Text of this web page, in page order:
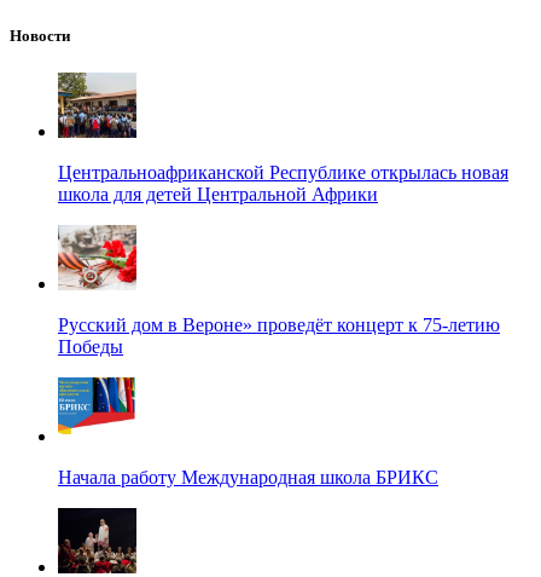
Новости
Центральноафриканской Республике открылась новая
школа для детей Центральной Африки
Русский дом в Вероне» проведёт концерт к 75-летию
Победы
Начала работу Международная школа БРИКС